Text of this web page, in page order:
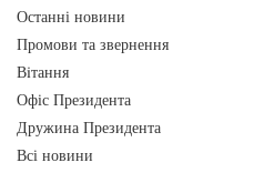
Останні новини
Промови та звернення
Вiтання
Офіс Президента
Дружина Президента
Всі новини